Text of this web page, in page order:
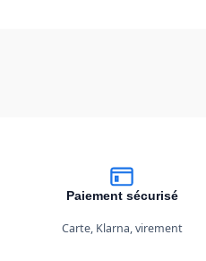
Paiement sécurisé
Carte, Klarna, virement